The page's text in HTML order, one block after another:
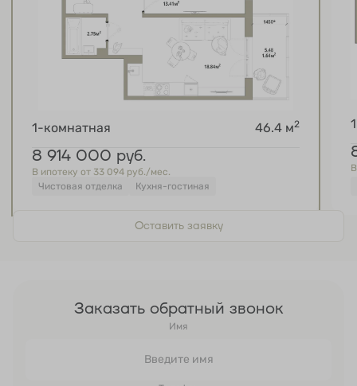
1-комнатная 46.4 м2
8 914 000 руб.
В ипотеку от 33 094 руб./мес.
Чистовая отделка
Кухня-гостиная
Оставить заявку
Заказать обратный звонок
Имя